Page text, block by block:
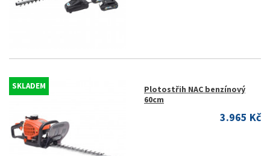
SKLADEM
Plotostřih NAC benzínový
60cm
3.965 Kč